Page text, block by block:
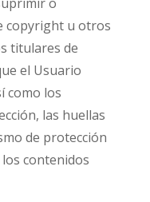
copyright u otros
titulares de
el Usuario
como los
las huellas
de protección
contenidos